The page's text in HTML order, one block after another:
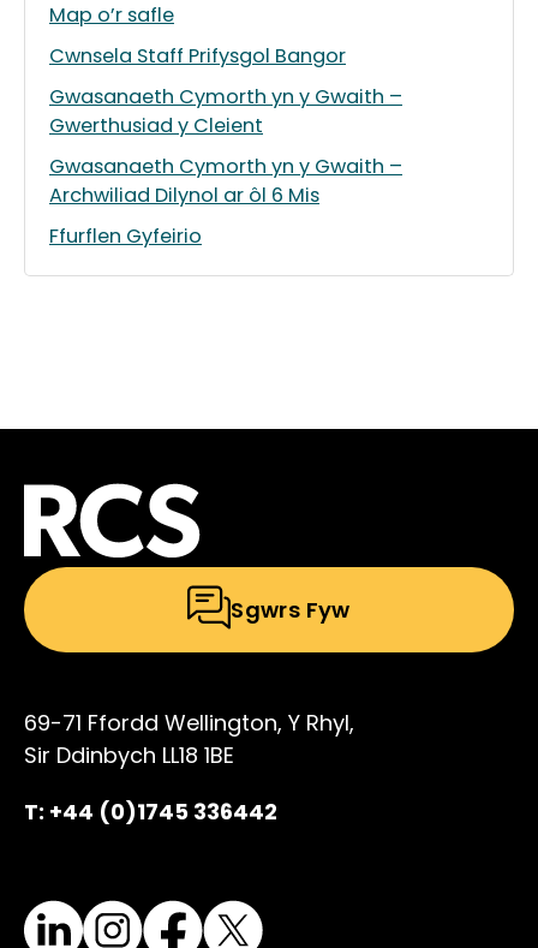
Map o’r safle
Cwnsela Staff Prifysgol Bangor
Gwasanaeth Cymorth yn y Gwaith –
Gwerthusiad y Cleient
Gwasanaeth Cymorth yn y Gwaith –
Archwiliad Dilynol ar ôl 6 Mis
Ffurflen Gyfeirio
Sgwrs Fyw
69-71 Ffordd Wellington, Y Rhyl,
Sir Ddinbych LL18 1BE
T: +44 (0)1745 336442
LinkedInInstagram
Facebook